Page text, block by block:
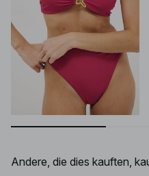
Andere, die dies kauften,